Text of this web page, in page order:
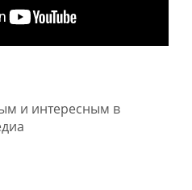
и интересным в